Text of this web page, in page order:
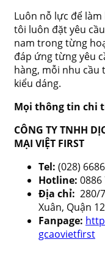
Luôn nỗ lực để
tôi luôn đặt yêu
nam trong từng
đáp ứng từng yêu
hàng, mỗi nhu cầu
kiểu dáng.
Mọi thông tin chi
CÔNG TY TNHH
MẠI VIỆT FIRST
Tel: (028)
Hotline: 0886
Địa chỉ: 280/
Xuân, Quận
Fanpage:
gcaovietfirst